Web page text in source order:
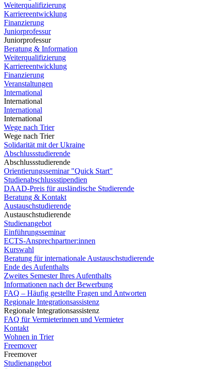
Weiterqualifizierung
Karriereentwicklung
Finanzierung
Juniorprofessur
Juniorprofessur
Beratung & Information
Weiterqualifizierung
Karriereentwicklung
Finanzierung
Veranstaltungen
International
International
International
International
Wege nach Trier
Wege nach Trier
Solidarität mit der Ukraine
Abschlussstudierende
Abschlussstudierende
Orientierungsseminar "Quick Start"
Studienabschlussstipendien
DAAD-Preis für ausländische Studierende
Beratung & Kontakt
Austauschstudierende
Austauschstudierende
Studienangebot
Einführungsseminar
ECTS-Ansprechpartner:innen
Kurswahl
Beratung für internationale Austauschstudierende
Ende des Aufenthalts
Zweites Semester Ihres Aufenthalts
Informationen nach der Bewerbung
FAQ – Häufig gestellte Fragen und Antworten
Regionale Integrationsassistenz
Regionale Integrationsassistenz
FAQ für Vermieterinnen und Vermieter
Kontakt
Wohnen in Trier
Freemover
Freemover
Studienangebot